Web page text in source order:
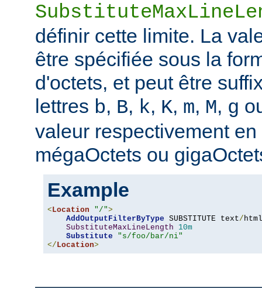
définir cette limite. La
être spécifiée sous la
d'octets, et peut être
lettres b, B, k, K, m, M, g
valeur respectivement
mégaOctets ou
Example
<Location "/">
AddOutputFilterByType SUBSTITUTE text/ html
SubstituteMaxLineLength
10m
Substitute
"s/foo/bar/ni"
</Location>